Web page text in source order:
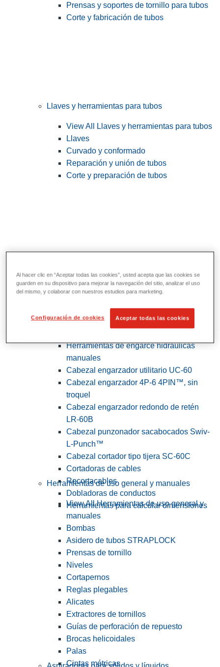
Prensas y soportes de tornillo para tubos
Corte y fabricación de tubos
Llaves y herramientas para tubos
View All Llaves y herramientas para tubos
Llaves
Curvado y conformado
Reparación y unión de tubos
Corte y preparación de tubos
Herramientas de servicios públicos y de
View All Herramientas de servicios
Herramientas de engarce hidráulicas
manuales
Cabezal engarzador utilitario UC-60
Cabezal engarzador 4P-6 4PIN™, sin
troquel
Cabezal engarzador redondo de retén
LR-60B
Cabezal punzonador sacabocados Swiv-
L-Punch™
Cabezal cortador tipo tijera SC-60C
Cortadoras de cables
Recortacables
Dobladoras de conductos
Herramientas para calcular dimensiones
Herramientas de uso general y manuales
View All Herramientas de uso general y
manuales
Bombas
Asidero de tubos STRAPLOCK
Prensas de tornillo
Niveles
Cortapernos
Reglas plegables
Alicates
Extractores de tornillos
Guías de perforación de repuesto
Brocas helicoidales
Palas
Cintas métricas
Al hacer clic en “Aceptar todas las cookies”, usted acepta que las cookies se
guarden en su dispositivo para mejorar la navegación del sitio, analizar el uso
del mismo, y colaborar con nuestros estudios para marketing.
Configuración de cookies Aceptar todas las cookies